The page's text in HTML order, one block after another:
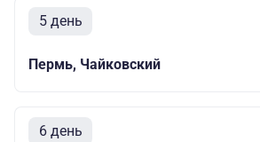
5 день
Пермь, Чайковский
6 день